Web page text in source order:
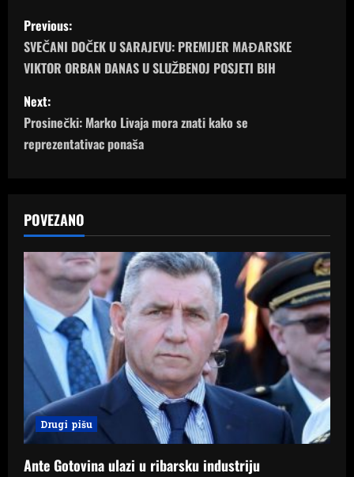
P
o
s
t
n
v
i
g
a
t
o
n
Previous:
SVEČANI DOČEK U SARAJEVU: PREMIJER MAĐARSKE
VIKTOR ORBAN DANAS U SLUŽBENOJ POSJETI BIH
Next:
Prosinečki: Marko Livaja mora znati kako se
reprezentativac ponaša
POVEZANO
Drugi pišu
Ante Gotovina ulazi u ribarsku industriju